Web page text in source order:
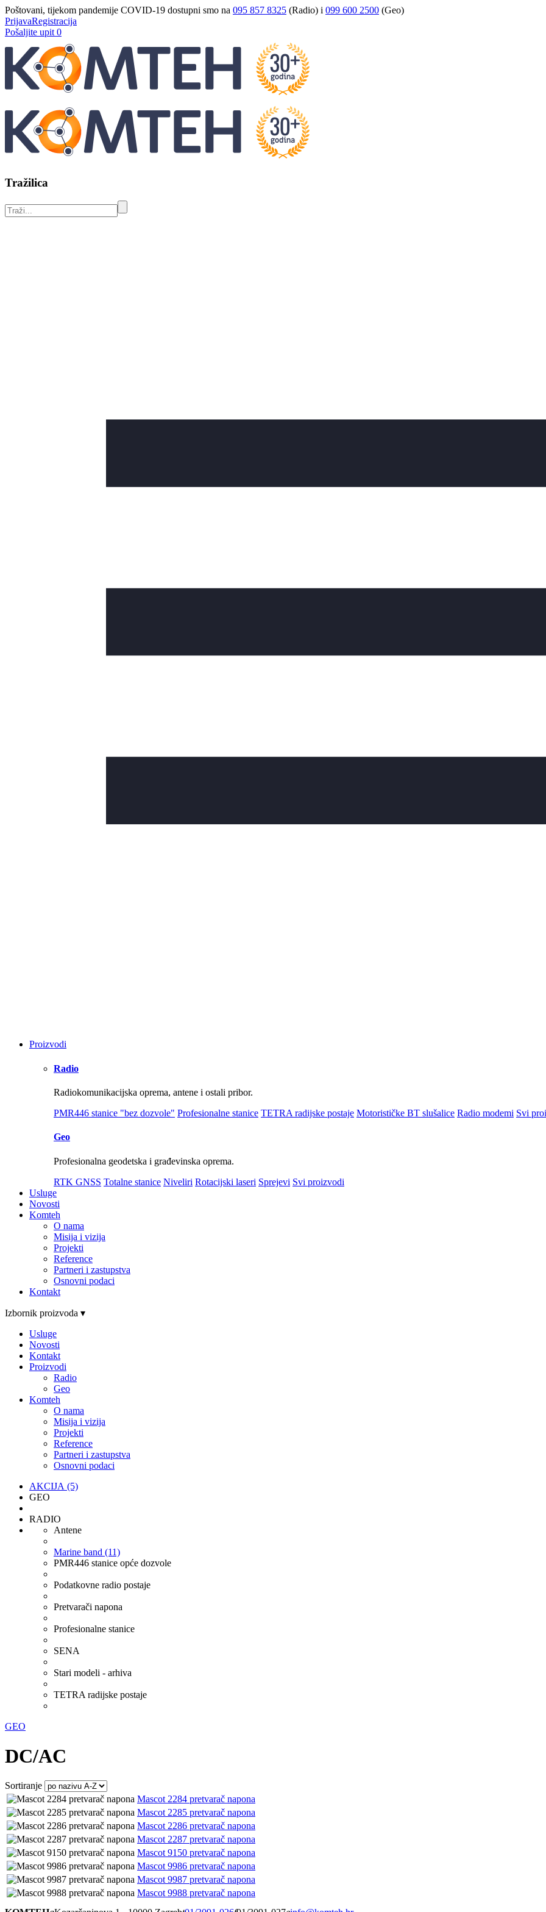
Poštovani, tijekom pandemije COVID-19 dostupni smo na 095 857 8325 (Radio) i 099 600 2500 (Geo)
PrijavaRegistracija
Pošaljite upit 0
Tražilica
Proizvodi
Radio
Radiokomunikacijska oprema, antene i ostali pribor.
PMR446 stanice "bez dozvole" Profesionalne stanice TETRA radijske postaje Motorističke BT slušalice Radio modemi Svi
Geo
Profesionalna geodetska i građevinska oprema.
RTK GNSS Totalne stanice Niveliri Rotacijski laseri Sprejevi Svi proizvodi
Usluge
Novosti
Komteh
O nama
Misija i vizija
Projekti
Reference
Partneri i zastupstva
Osnovni podaci
Kontakt
Izbornik proizvoda ▾
Usluge
Novosti
Kontakt
Proizvodi
Radio
Geo
Komteh
O nama
Misija i vizija
Projekti
Reference
Partneri i zastupstva
Osnovni podaci
AKCIJA (5)
GEO
RADIO
Antene
Marine band (11)
PMR446 stanice opće dozvole
Podatkovne radio postaje
Pretvarači napona
Profesionalne stanice
SENA
Stari modeli - arhiva
TETRA radijske postaje
GEO
DC/AC
Sortiranje
Mascot 2284 pretvarač napona
Mascot 2285 pretvarač napona
Mascot 2286 pretvarač napona
Mascot 2287 pretvarač napona
Mascot 9150 pretvarač napona
Mascot 9986 pretvarač napona
Mascot 9987 pretvarač napona
Mascot 9988 pretvarač napona